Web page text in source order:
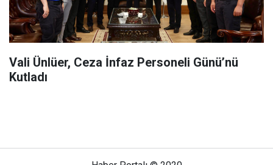
Vali Ünlüer, Ceza İnfaz Personeli Günü’nü
Kutladı